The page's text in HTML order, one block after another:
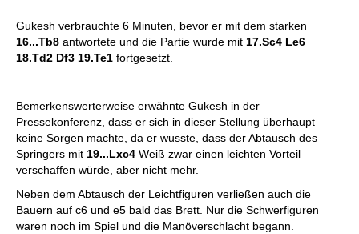
Gukesh verbrauchte 6 Minuten, bevor er mit dem starken
16...Tb8 antwortete und die Partie wurde mit 17.Sc4 Le6
18.Td2 Df3 19.Te1 fortgesetzt.
Bemerkenswerterweise erwähnte Gukesh in der
Pressekonferenz, dass er sich in dieser Stellung überhaupt
keine Sorgen machte, da er wusste, dass der Abtausch des
Springers mit 19...Lxc4 Weiß zwar einen leichten Vorteil
verschaffen würde, aber nicht mehr.
Neben dem Abtausch der Leichtfiguren verließen auch die
Bauern auf c6 und e5 bald das Brett. Nur die Schwerfiguren
waren noch im Spiel und die Manöverschlacht begann.